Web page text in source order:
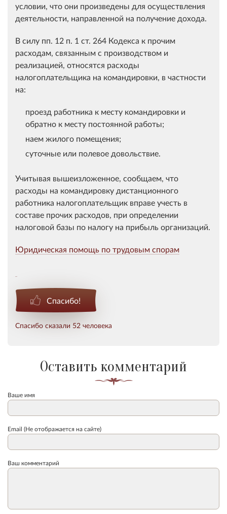
условии, что они произведены для осуществления
деятельности, направленной на получение дохода.
В силу пп. 12 п. 1 ст. 264 Кодекса к прочим
расходам, связанным с производством и
реализацией, относятся расходы
налогоплательщика на командировки, в частности
на:
проезд работника к месту командировки и
обратно к месту постоянной работы;
наем жилого помещения;
суточные или полевое довольствие.
Учитывая вышеизложенное, сообщаем, что
расходы на командировку дистанционного
работника налогоплательщик вправе учесть в
составе прочих расходов, при определении
налоговой базы по налогу на прибыль организаций.
Юридическая помощь по трудовым спорам
Спасибо!
Спасибо сказали 52 человека
Оставить комментарий
Ваше имя
Email (Не отображается на сайте)
Ваш комментарий